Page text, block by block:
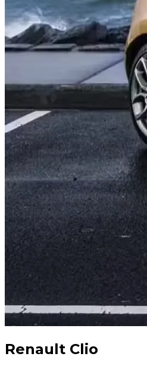
Renault Clio